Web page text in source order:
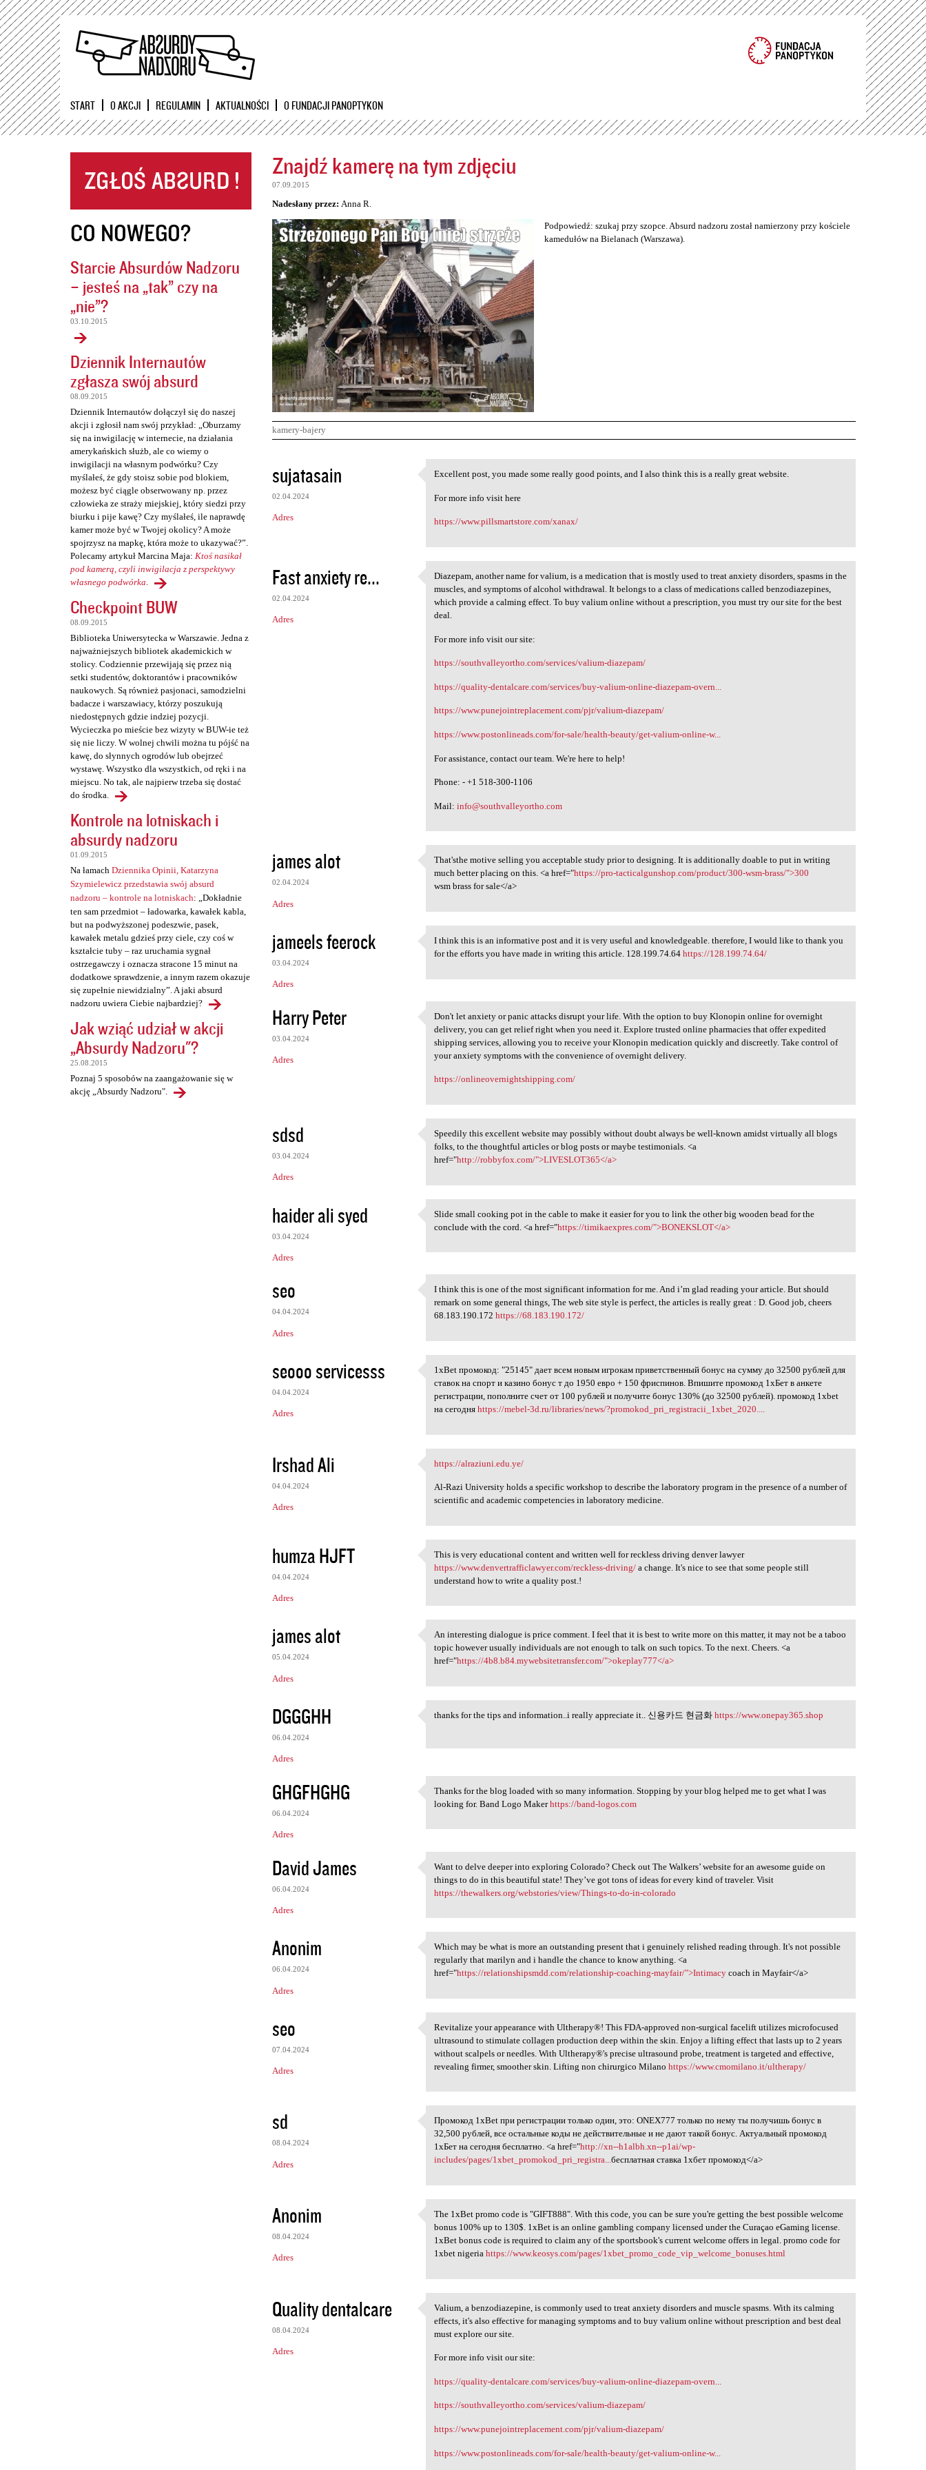
Przejdź
START O AKCJI REGULAMIN AKTUALNOŚCI O FUNDACJI PANOPTYKON
CO NOWEGO?
Starcie Absurdów Nadzoru
– jesteś na „tak” czy na
„nie”?
03.10.2015
Dziennik Internautów
zgłasza swój absurd
08.09.2015
Dziennik Internautów dołączył się do naszej
akcji i zgłosił nam swój przykład: „Oburzamy
się na inwigilację w internecie, na działania
amerykańskich służb, ale co wiemy o
inwigilacji na własnym podwórku? Czy
myślałeś, że gdy stoisz sobie pod blokiem,
możesz być ciągle obserwowany np. przez
człowieka ze straży miejskiej, który siedzi przy
biurku i pije kawę? Czy myślałeś, ile naprawdę
kamer może być w Twojej okolicy? A może
spojrzysz na mapkę, która może to ukazywać?”.
Polecamy artykuł Marcina Maja: Ktoś nasikał
pod kamerą, czyli inwigilacja z perspektywy
własnego podwórka.
Checkpoint BUW
08.09.2015
Biblioteka Uniwersytecka w Warszawie. Jedna z
najważniejszych bibliotek akademickich w
stolicy. Codziennie przewijają się przez nią
setki studentów, doktorantów i pracowników
naukowych. Są również pasjonaci, samodzielni
badacze i warszawiacy, którzy poszukują
niedostępnych gdzie indziej pozycji.
Wycieczka po mieście bez wizyty w BUW-ie też
się nie liczy. W wolnej chwili można tu pójść na
kawę, do słynnych ogrodów lub obejrzeć
wystawę. Wszystko dla wszystkich, od ręki i na
miejscu. No tak, ale najpierw trzeba się dostać
do środka.
Kontrole na lotniskach i
absurdy nadzoru
01.09.2015
Na łamach Dziennika Opinii, Katarzyna
Szymielewicz przedstawia swój absurd
nadzoru – kontrole na lotniskach: „Dokładnie
ten sam przedmiot – ładowarka, kawałek kabla,
but na podwyższonej podeszwie, pasek,
kawałek metalu gdzieś przy ciele, czy coś w
kształcie tuby – raz uruchamia sygnał
ostrzegawczy i oznacza stracone 15 minut na
dodatkowe sprawdzenie, a innym razem okazuje
się zupełnie niewidzialny”. A jaki absurd
nadzoru uwiera Ciebie najbardziej?
Jak wziąć udział w akcji
„Absurdy Nadzoru"?
25.08.2015
Poznaj 5 sposobów na zaangażowanie się w
akcję „Absurdy Nadzoru".
Znajdź kamerę na tym zdjęciu
07.09.2015
Nadesłany przez: Anna R.
Podpowiedź: szukaj przy szopce. Absurd nadzoru został namierzony przy kościele
kamedułów na Bielanach (Warszawa).
kamery-bajery
K
o
m
e
t
a
r
z
sujatasain
02.04.2024
Adres
Excellent post, you made some
Excellent post, you made some really good points, and I also think this is a really great website.
For more info visit here
https://www.pillsmartstore.com/xanax/
Fast anxiety re...
02.04.2024
Adres
Diazepam, another name for
Diazepam, another name for valium, is a medication that is mostly used to treat anxiety disorders, spasms in the
muscles, and symptoms of alcohol withdrawal. It belongs to a class of medications called benzodiazepines,
which provide a calming effect. To buy valium online without a prescription, you must try our site for the best
deal.
For more info visit our site:
https://southvalleyortho.com/services/valium-diazepam/
https://quality-dentalcare.com/services/buy-valium-online-diazepam-overn...
https://www.punejointreplacement.com/pjr/valium-diazepam/
https://www.postonlineads.com/for-sale/health-beauty/get-valium-online-w...
For assistance, contact our team. We're here to help!
Phone: - +1 518-300-1106
Mail:info@southvalleyortho.com
james alot
02.04.2024
Adres
That'sthe motive selling you
That'sthe motive selling you acceptable study prior to designing. It is additionally doable to put in writing
much better placing on this. <a href="https://pro-tacticalgunshop.com/product/300-wsm-brass/">300
wsm brass for sale</a>
jameels feerock
03.04.2024
Adres
I think this is an
I think this is an informative post and it is very useful and knowledgeable. therefore, I would like to thank you
for the efforts you have made in writing this article. 128.199.74.64https://128.199.74.64/
Harry Peter
03.04.2024
Adres
Don't let anxiety or panic
Don't let anxiety or panic attacks disrupt your life. With the option to buy Klonopin online for overnight
delivery, you can get relief right when you need it. Explore trusted online pharmacies that offer expedited
shipping services, allowing you to receive your Klonopin medication quickly and discreetly. Take control of
your anxiety symptoms with the convenience of overnight delivery.
https://onlineovernightshipping.com/
sdsd
03.04.2024
Adres
Speedily this excellent
Speedily this excellent website may possibly without doubt always be well-known amidst virtually all blogs
folks, to the thoughtful articles or blog posts or maybe testimonials. <a
href="http://robbyfox.com/">LIVESLOT365</a>
haider ali syed
03.04.2024
Adres
Slide small cooking pot in
Slide small cooking pot in the cable to make it easier for you to link the other big wooden bead for the
conclude with the cord. <a href="https://timikaexpres.com/">BONEKSLOT</a>
seo
04.04.2024
Adres
I think this is one of the
I think this is one of the most significant information for me. And i’m glad reading your article. But should
remark on some general things, The web site style is perfect, the articles is really great : D. Good job, cheers
68.183.190.172https://68.183.190.172/
seooo servicesss
04.04.2024
Adres
1xBet промокод: "25145" дает
1xBet промокод: "25145" дает всем новым игрокам приветственный бонус на сумму до 32500 рублей для
ставок на спорт и казино бонус т до 1950 евро + 150 фриспинов. Впишите промокод 1хБет в анкете
регистрации, пополните счет от 100 рублей и получите бонус 130% (до 32500 рублей). промокод 1xbet
на сегодняhttps://mebel-3d.ru/libraries/news/?promokod_pri_registracii_1xbet_2020....
Irshad Ali
04.04.2024
Adres
https://alraziuni.edu.ye/
https://alraziuni.edu.ye/
Al-Razi University holds a specific workshop to describe the laboratory program in the presence of a number of
scientific and academic competencies in laboratory medicine.
humza HJFT
04.04.2024
Adres
This is very educational
This is very educational content and written well for reckless driving denver lawyer
https://www.denvertrafficlawyer.com/reckless-driving/ a change. It's nice to see that some people still
understand how to write a quality post.!
james alot
05.04.2024
Adres
An interesting dialogue is
An interesting dialogue is price comment. I feel that it is best to write more on this matter, it may not be a taboo
topic however usually individuals are not enough to talk on such topics. To the next. Cheers. <a
href="https://4b8.b84.mywebsitetransfer.com/">okeplay777</a>
DGGGHH
06.04.2024
Adres
thanks for the tips and
thanks for the tips and information..i really appreciate it.. 신용카드 현금화https://www.onepay365.shop
GHGFHGHG
06.04.2024
Adres
Thanks for the blog loaded
Thanks for the blog loaded with so many information. Stopping by your blog helped me to get what I was
looking for. Band Logo Makerhttps://band-logos.com
David James
06.04.2024
Adres
Want to delve deeper into
Want to delve deeper into exploring Colorado? Check out The Walkers’ website for an awesome guide on
things to do in this beautiful state! They’ve got tons of ideas for every kind of traveler. Visit
https://thewalkers.org/webstories/view/Things-to-do-in-colorado
Anonim
06.04.2024
Adres
Which may be what is more an
Which may be what is more an outstanding present that i genuinely relished reading through. It's not possible
regularly that marilyn and i handle the chance to know anything. <a
href="https://relationshipsmdd.com/relationship-coaching-mayfair/">Intimacy coach in Mayfair</a>
seo
07.04.2024
Adres
Revitalize your appearance
Revitalize your appearance with Ultherapy®! This FDA-approved non-surgical facelift utilizes microfocused
ultrasound to stimulate collagen production deep within the skin. Enjoy a lifting effect that lasts up to 2 years
without scalpels or needles. With Ultherapy®'s precise ultrasound probe, treatment is targeted and effective,
revealing firmer, smoother skin. Lifting non chirurgico Milanohttps://www.cmomilano.it/ultherapy/
sd
08.04.2024
Adres
Промокод 1xBet при
Промокод 1xBet при регистрации только один, это: ONEX777 только по нему ты получишь бонус в
32,500 рублей, все остальные коды не действительные и не дают такой бонус. Актуальный промокод
1хБет на сегодня бесплатно. <a href="http://xn--h1albh.xn--p1ai/wp-
includes/pages/1xbet_promokod_pri_registra...бесплатная ставка 1хбет промокод</a>
Anonim
08.04.2024
Adres
The 1xBet promo code is
The 1xBet promo code is "GIFT888". With this code, you can be sure you're getting the best possible welcome
bonus 100% up to 130$. 1xBet is an online gambling company licensed under the Curaçao eGaming license.
1xBet bonus code is required to claim any of the sportsbook's current welcome offers in legal. promo code for
1xbet nigeriahttps://www.keosys.com/pages/1xbet_promo_code_vip_welcome_bonuses.html
Quality dentalcare
08.04.2024
Adres
Valium, a benzodiazepine, is
Valium, a benzodiazepine, is commonly used to treat anxiety disorders and muscle spasms. With its calming
effects, it's also effective for managing symptoms and to buy valium online without prescription and best deal
must explore our site.
For more info visit our site:
https://quality-dentalcare.com/services/buy-valium-online-diazepam-overn...
https://southvalleyortho.com/services/valium-diazepam/
https://www.punejointreplacement.com/pjr/valium-diazepam/
https://www.postonlineads.com/for-sale/health-beauty/get-valium-online-w...